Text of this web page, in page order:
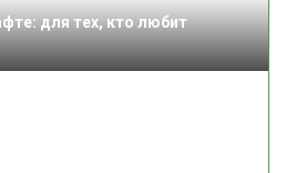
для тех, кто любит